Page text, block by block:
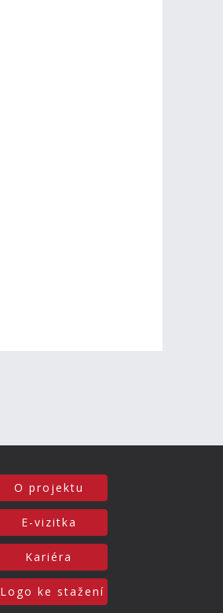
O projektu
E-vizitka
Kariéra
Logo ke stažení